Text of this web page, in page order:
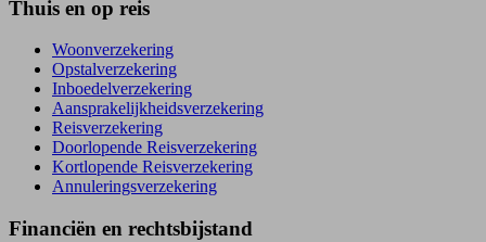
Thuis en op reis
Woonverzekering
Opstal­verzekering
Inboedel­verzekering
Aansprakelijkheids­verzekering
Reisverzekering
Doorlopende Reisverzekering
Kortlopende Reisverzekering
Annuleringsverzekering
Financiën en rechtsbijstand